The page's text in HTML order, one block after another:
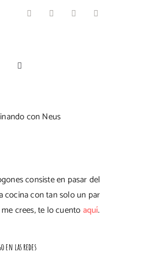
FacebookInstagramPinterest
consiste en pasar del
cocina con tan solo un par
crees, te lo cuentoaquí.
en las redes